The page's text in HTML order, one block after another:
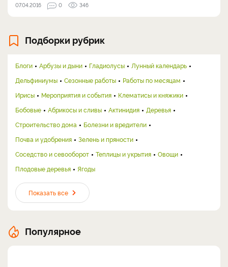
07.04.2016 0 346
Подборки рубрик
Блоги Арбузы и дыни Гладиолусы
Лунный календарь
Дельфиниумы
Сезонные работы
Работы по месяцам
Ирисы
Мероприятия и события
Клематисы и княжики
Бобовые
Абрикосы и сливы Актинидия
Деревья
Строительство дома
Болезни и вредители
Почва и удобрения
Зелень и пряности
Соседство и севооборот
Теплицы и укрытия
Овощи
Плодовые деревья
Ягоды
Показать все
Популярное